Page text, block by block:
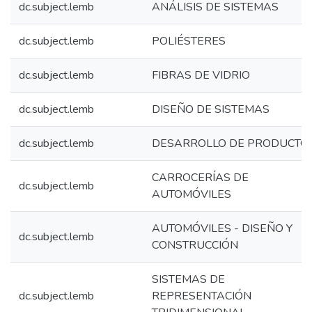
dc.subject.lemb ANÁLISIS DE SISTEMAS
dc.subject.lemb POLIÉSTERES
dc.subject.lemb FIBRAS DE VIDRIO
dc.subject.lemb DISEÑO DE SISTEMAS
dc.subject.lemb DESARROLLO DE
dc.subject.lemb
CARROCERÍAS DE
AUTOMÓVILES
dc.subject.lemb
AUTOMÓVILES - DISEÑO Y
CONSTRUCCIÓN
dc.subject.lemb
SISTEMAS DE
REPRESENTACIÓN